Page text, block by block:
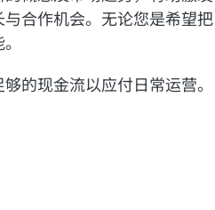
合作机会。无论您是希望把
的现金流以应付日常运营。